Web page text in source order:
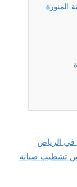
المنورة
في الرياض
تشطيب صيانة